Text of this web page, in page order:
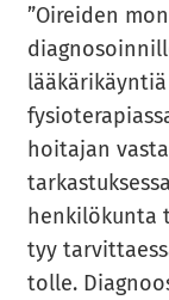
”Oi­rei­den
hoi­ta­jan
hen­ki­lö­kun­ta
tyy
tol­le.